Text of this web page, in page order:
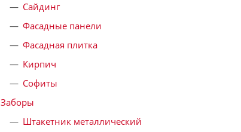
Сайдинг
Фасадные панели
Фасадная плитка
Кирпич
Софиты
Заборы
Штакетник металлический